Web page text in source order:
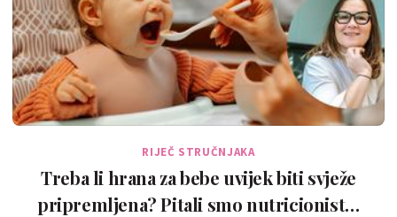
RIJEČ STRUČNJAKA
Treba li hrana za bebe uvijek biti svježe
pripremljena? Pitali smo nutricionist…